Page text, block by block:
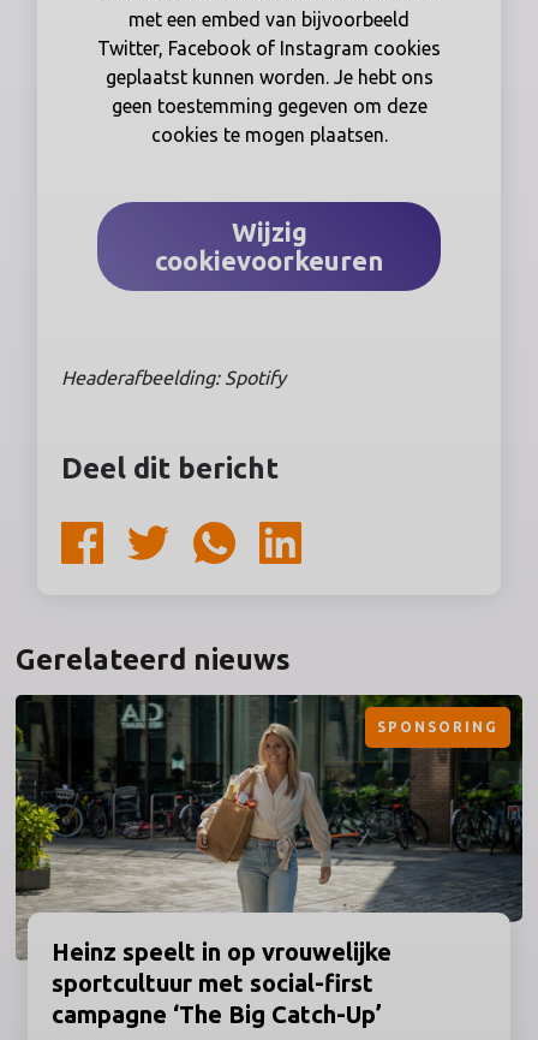
met een embed van bijvoorbeeld
Twitter, Facebook of Instagram cookies
geplaatst kunnen worden. Je hebt ons
geen toestemming gegeven om deze
cookies te mogen plaatsen.
Wijzig
cookievoorkeuren
Headerafbeelding: Spotify
Deel dit bericht
Gerelateerd nieuws
Heinz speelt in op vrouwelijke
sportcultuur met social-first
campagne ‘The Big Catch-Up’
SPONSORING